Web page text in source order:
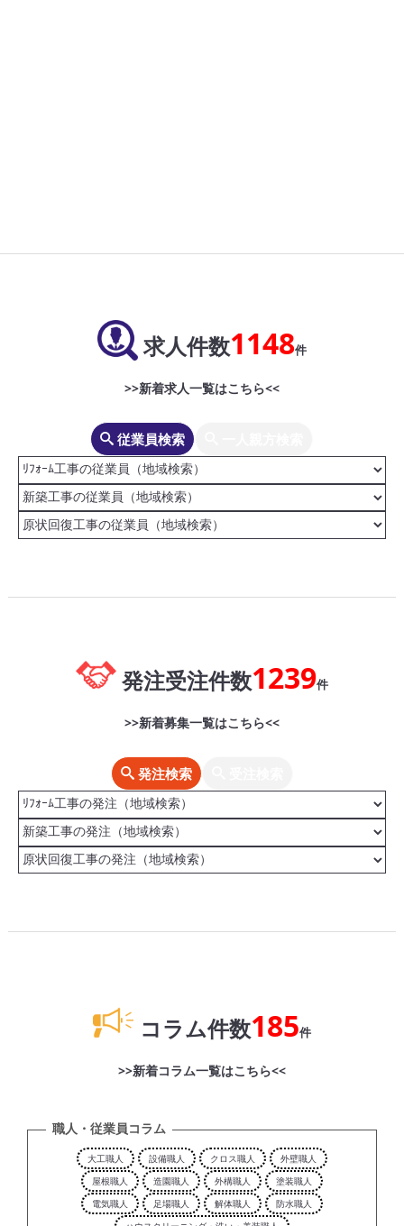
求人件数1148件
>>新着求人一覧はこちら<<
従業員検索
発注受注件数1239件
>>新着募集一覧はこちら<<
発注検索
コラム件数185件
>>新着コラム一覧はこちら<<
職人・従業員コラム
大工職人 設備職人 クロス職人
外壁職人
屋根職人
造園職人 外構職人
塗装職人
電気職人
足場職人 解体職人
防水職人